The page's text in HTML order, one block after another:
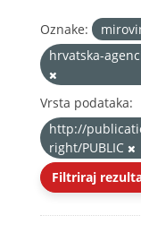
Oznake:
hrvatska-
Vrsta podataka:
http://
right/PUBLIC
Filtriraj